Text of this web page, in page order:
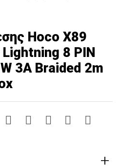
Hoco X89
8 PIN
3A Braided 2m